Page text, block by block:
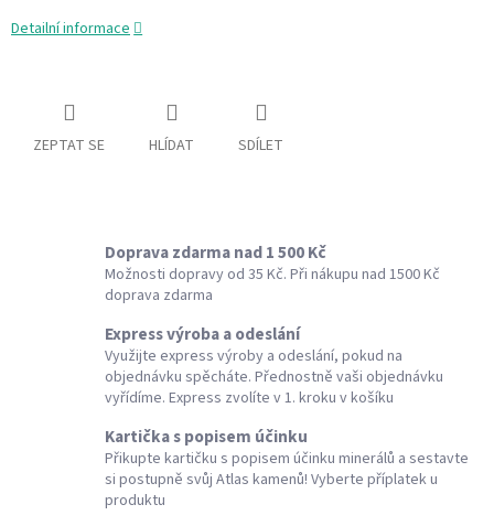
Detailní informace
ZEPTAT SE HLÍDAT SDÍLET
Doprava zdarma nad 1 500 Kč
Možnosti dopravy od 35 Kč. Při nákupu nad 1500 Kč
doprava zdarma
Express výroba a odeslání
Využijte express výroby a odeslání, pokud na
objednávku spěcháte. Přednostně vaši objednávku
vyřídíme. Express zvolíte v 1. kroku v košíku
Kartička s popisem účinku
Přikupte kartičku s popisem účinku minerálů a sestavte
si postupně svůj Atlas kamenů! Vyberte příplatek u
produktu